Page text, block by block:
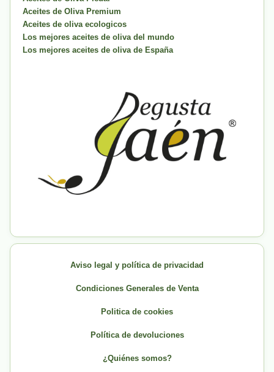
Aceites de Oliva Premium
Aceites de oliva ecologicos
Los mejores aceites de oliva del mundo
Los mejores aceites de oliva de España
Aviso legal y política de privacidad
Condiciones Generales de Venta
Politica de cookies
Política de devoluciones
¿Quiénes somos?